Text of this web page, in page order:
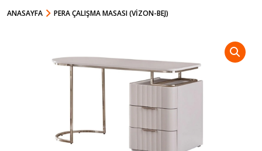
ANASAYFA PERA ÇALIŞMA MASASI (VIZON-BEJ)